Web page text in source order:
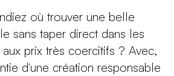
où trouver une belle
sans taper direct dans les
prix très coercitifs ? Avec,
d'une création responsable